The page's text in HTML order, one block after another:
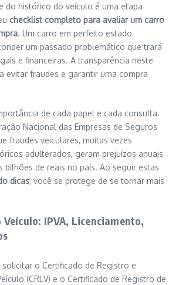
do histórico do veículo é uma etapa
checklist completo para avaliar um carro
. Um carro em perfeito estado
um passado problemático que trará
e financeiras. A transparência neste
evitar fraudes e garantir uma compra
de cada papel e cada consulta.
Nacional das Empresas de Seguros
fraudes veiculares, muitas vezes
adulterados, geram prejuízos anuais
bilhões de reais no país. Ao seguir estas
dicas, você se protege de se tornar mais
Veículo: IPVA, Licenciamento,
o Certificado de Registro e
(CRLV) e o Certificado de Registro de